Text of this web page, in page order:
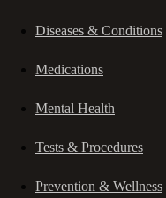
Diseases & Conditions
Medications
Mental Health
Tests & Procedures
Prevention & Wellness